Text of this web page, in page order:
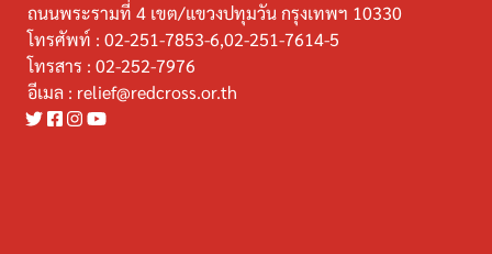
ถนนพระรามที่ 4 เขต/แขวงปทุมวัน กรุงเทพฯ 10330
โทรศัพท์ : 02-251-7853-6,02-251-7614-5
โทรสาร : 02-252-7976
อีเมล : relief@redcross.or.th